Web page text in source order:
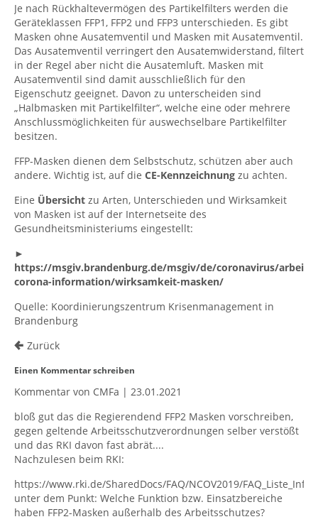
Je nach Rückhaltevermögen des Partikelfilters werden die
Geräteklassen FFP1, FFP2 und FFP3 unterschieden. Es gibt
Masken ohne Ausatemventil und Masken mit Ausatemventil.
Das Ausatemventil verringert den Ausatemwiderstand, filtert
in der Regel aber nicht die Ausatemluft. Masken mit
Ausatemventil sind damit ausschließlich für den
Eigenschutz geeignet. Davon zu unterscheiden sind
„Halbmasken mit Partikelfilter“, welche eine oder mehrere
Anschlussmöglichkeiten für auswechselbare Partikelfilter
besitzen.
FFP-Masken dienen dem Selbstschutz, schützen aber auch
andere. Wichtig ist, auf die CE-Kennzeichnung zu achten.
Eine Übersicht zu Arten, Unterschieden und Wirksamkeit
von Masken ist auf der Internetseite des
Gesundheitsministeriums eingestellt:
►
https://msgiv.brandenburg.de/msgiv/de/coronavirus/
corona-information/wirksamkeit-masken/
Quelle: Koordinierungszentrum Krisenmanagement in
Brandenburg
Zurück
Einen Kommentar schreiben
Kommentar von CMFa | 23.01.2021
bloß gut das die Regierendend FFP2 Masken vorschreiben,
gegen geltende Arbeitsschutzverordnungen selber verstößt
und das RKI davon fast abrät....
Nachzulesen beim RKI:
https://www.rki.de/SharedDocs/FAQ/NCOV2019/
unter dem Punkt: Welche Funktion bzw. Einsatzbereiche
haben FFP2-Masken außerhalb des Arbeitsschutzes?